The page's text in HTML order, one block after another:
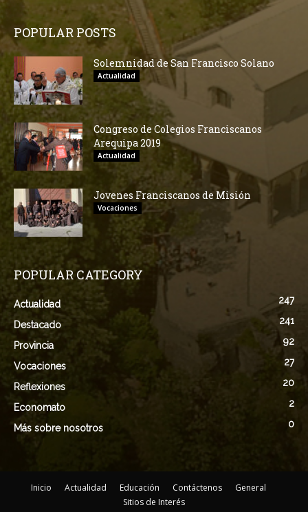
POPULAR POSTS
Solemnidad de San Francisco Solano
Actualidad
Congreso de Colegios Franciscanos
Arequipa 2019
Actualidad
Jovenes Franciscanos de Misión
Vocaciones
POPULAR CATEGORY
Actualidad 247
Destacado 241
Provincia 92
Vocaciones 27
Reflexiones 20
Economato 2
Más sobre nosotros 0
Inicio Actualidad Educación Contáctenos
General
Sitios de Interés